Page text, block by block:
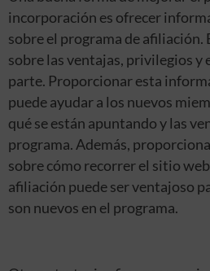
incorporación es ofrecer
sobre el programa de afiliación.
sobre las ventajas, privilegios y
parte. Proporcionar esta
puede ayudar a los nuevos
qué se están apuntando y las
programa. Además,
sobre cómo recorrer el sitio
afiliación puede ser ventajoso
son nuevos en el programa.